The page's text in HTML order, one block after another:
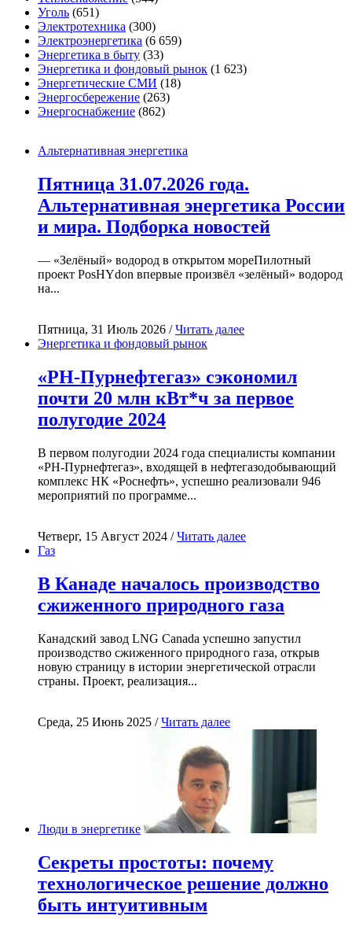
Уголь (651)
Электротехника (300)
Электроэнергетика (6 659)
Энергетика в быту (33)
Энергетика и фондовый рынок (1 623)
Энергетические СМИ (18)
Энергосбережение (263)
Энергоснабжение (862)
Альтернативная энергетика
Пятница 31.07.2026 года.
Альтернативная энергетика России
и мира. Подборка новостей
— «Зелёный» водород в открытом мореПилотный
проект PosHYdon впервые произвёл «зелёный» водород
на...
Пятница, 31 Июль 2026 /Читать далее
Энергетика и фондовый рынок
«РН-Пурнефтегаз» сэкономил
почти 20 млн кВт*ч за первое
полугодие 2024
В первом полугодии 2024 года специалисты компании
«РН-Пурнефтегаз», входящей в нефтегазодобывающий
комплекс НК «Роснефть», успешно реализовали 946
мероприятий по программе...
Четверг, 15 Август 2024 /Читать далее
Газ
В Канаде началось производство
сжиженного природного газа
Канадский завод LNG Canada успешно запустил
производство сжиженного природного газа, открыв
новую страницу в истории энергетической отрасли
страны. Проект, реализация...
Среда, 25 Июнь 2025 /Читать далее
Люди в энергетике
Секреты простоты: почему
технологическое решение должно
быть интуитивным